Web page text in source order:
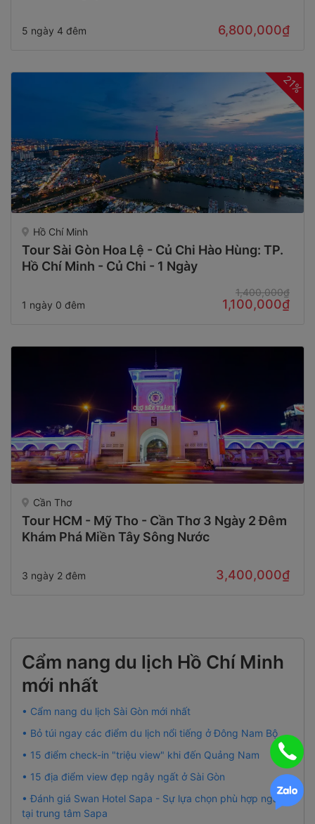
5 ngày 4 đêm 6,800,000₫
21%
Hồ Chí Minh
Tour Sài Gòn Hoa Lệ - Củ Chi Hào Hùng: TP.
Hồ Chí Minh - Củ Chi - 1 Ngày
1 ngày 0 đêm
1,400,000₫
1,100,000₫
Cần Thơ
Tour HCM - Mỹ Tho - Cần Thơ 3 Ngày 2 Đêm
Khám Phá Miền Tây Sông Nước
3 ngày 2 đêm 3,400,000₫
Cẩm nang du lịch Hồ Chí Minh
mới nhất
• Cẩm nang du lịch Sài Gòn mới nhất
• Bỏ túi ngay các điểm du lịch nổi tiếng ở Đông Nam Bộ
• 15 điểm check-in "triệu view" khi đến Quảng Nam
• 15 địa điểm view đẹp ngây ngất ở Sài Gòn
• Đánh giá Swan Hotel Sapa - Sự lựa chọn phù hợp ngay
tại trung tâm Sapa